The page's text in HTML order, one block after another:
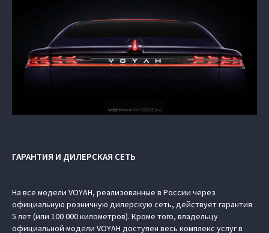
ГАРАНТИЯ И ДИЛЕРСКАЯ СЕТЬ
На все модели VOYAH, реализованные в России через
официальную розничную дилерскую сеть, действует гарантия
5 лет (или 100 000 километров). Кроме того, владельцу
официальной модели VOYAH доступен весь комплекс услуг в